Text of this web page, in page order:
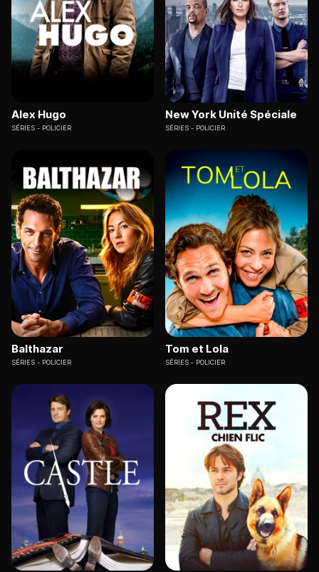
Alex Hugo
SÉRIES POLICIER
New York Unité Spéciale
SÉRIES POLICIER
Balthazar
SÉRIES POLICIER
Tom et Lola
SÉRIES POLICIER